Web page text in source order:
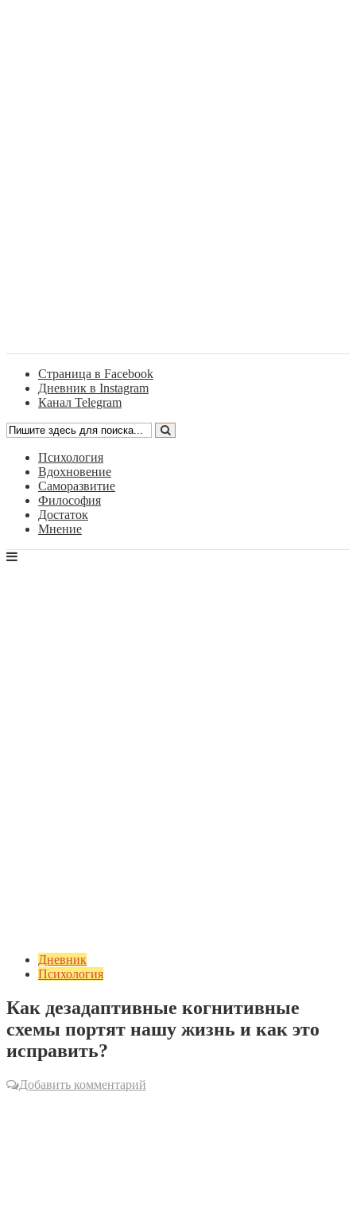
Страница в Facebook
Дневник в Instagram
Канал Telegram
Психология
Вдохновение
Саморазвитие
Философия
Достаток
Мнение
Дневник
Психология
Как дезадаптивные когнитивные
схемы портят нашу жизнь и как это
исправить?
Добавить комментарий